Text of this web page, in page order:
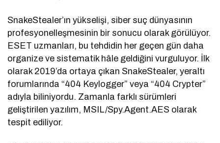
SnakeStealer’ın yükselişi, siber suç dünyasının
profesyonelleşmesinin bir sonucu olarak görülüyor.
ESET uzmanları, bu tehdidin her geçen gün daha
organize ve sistematik hâle geldiğini vurguluyor. İlk
olarak 2019’da ortaya çıkan SnakeStealer, yeraltı
forumlarında “404 Keylogger” veya “404 Crypter”
adıyla biliniyordu. Zamanla farklı sürümleri
geliştirilen yazılım, MSIL/Spy.Agent.AES olarak
tespit ediliyor.